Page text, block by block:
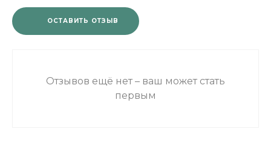
ОСТАВИТЬ ОТЗЫВ
Отзывов ещё нет – ваш может стать
первым